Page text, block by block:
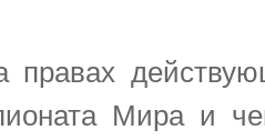
правах
Мира и